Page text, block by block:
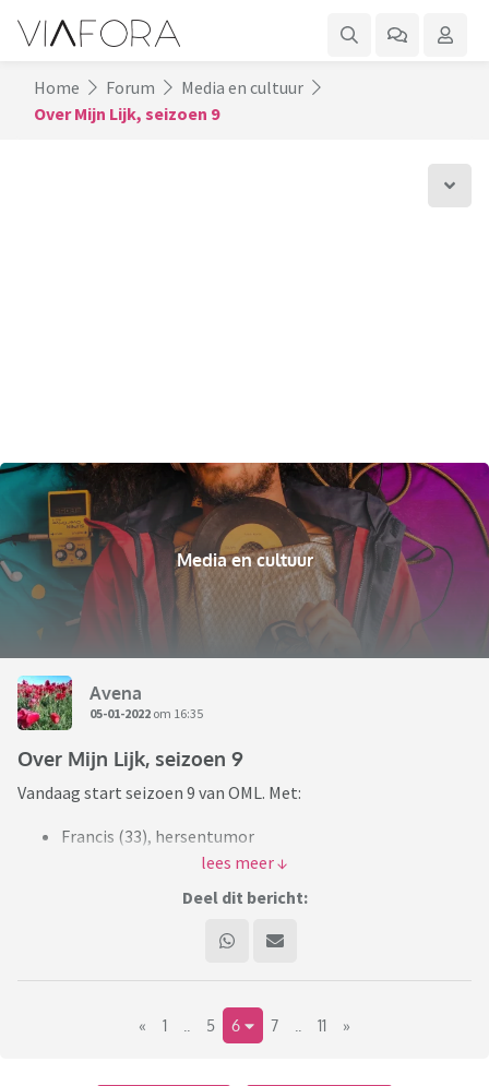
Home Forum
Media en cultuur
Over Mijn Lijk, seizoen 9
Media en cultuur
Avena
05-01-2022 om 16:35
Over Mijn Lijk, seizoen 9
Vandaag start seizoen 9 van OML. Met:
Francis (33), hersentumor
Irene (28), uitgezaaide borstkanker
Jip (26), hersentumor
Patrick (31), darmkanker
De presentatie is (weer) in handen van Tim Hofman.
Deel dit bericht:
« 1 5 6 7 11 »